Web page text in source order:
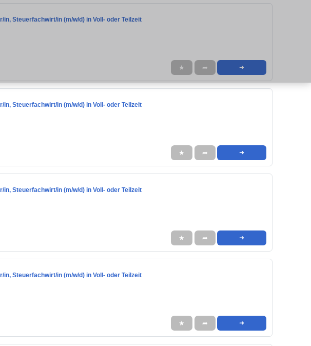
Steuerfachwirt/in (m/w/d) in Voll- oder Teilzeit
★ ➦ ➜
Steuerfachwirt/in (m/w/d) in Voll- oder Teilzeit
★ ➦ ➜
Steuerfachwirt/in (m/w/d) in Voll- oder Teilzeit
★ ➦ ➜
Steuerfachwirt/in (m/w/d) in Voll- oder Teilzeit
★ ➦ ➜